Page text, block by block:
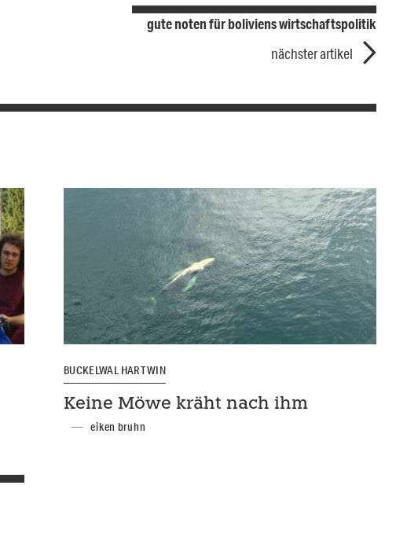
gute noten für boliviens wirtschaftspolitik
nächster artikel
BUCKELWAL HARTWIN
Keine Möwe kräht nach ihm
eiken bruhn